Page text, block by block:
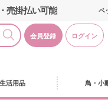
売掛払い可能
会員登録 ログイン
ペ
生活用品 鳥・小